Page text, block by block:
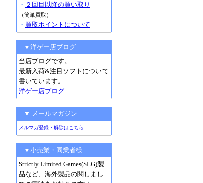
・ ２回目以降の買い取り
（簡単買取）
・ 買取ポイントについて
▼洋ゲー店ブログ
当店ブログです。
最新入荷&注目ソフトについて
書いています。
洋ゲー店ブログ
▼ メールマガジン
メルマガ登録・解除はこちら
▼小売業・同業者様
Strictly Limited Games(SLG)製
品など、海外製品の関しまし